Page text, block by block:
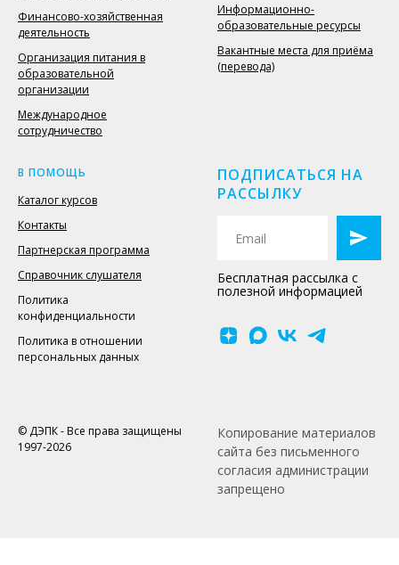
Финансово-хозяйственная
деятельность
Организация питания в
образовательной
организации
Международное
сотрудничество
Информационно-
образовательные ресурсы
Вакантные места для приёма
(перевода)
В ПОМОЩЬ
Каталог курсов
Контакты
Партнерская программа
Справочник слушателя
Политика
конфиденциальности
Политика в отношении
персональных данных
ПОДПИСАТЬСЯ НА
РАССЫЛКУ
Бесплатная рассылка с
полезной информацией
© ДЭПК - Все права защищены
1997-2026
Копирование материалов
сайта без письменного
согласия администрации
запрещено